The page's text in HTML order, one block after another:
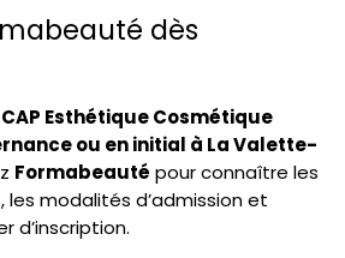
dès
CAP Esthétique Cosmétique
ou en initial à La Valette-
Formabeauté pour connaître les
les modalités d’admission et
d’inscription.